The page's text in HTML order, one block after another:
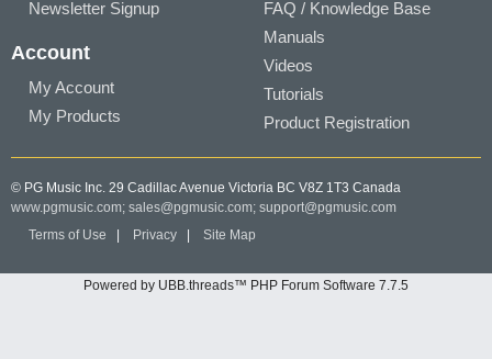
Newsletter Signup
Account
My Account
My Products
FAQ / Knowledge Base
Manuals
Videos
Tutorials
Product Registration
© PG Music Inc. 29 Cadillac Avenue Victoria BC V8Z 1T3 Canada
www.pgmusic.com; sales@pgmusic.com; support@pgmusic.com
Terms of Use
Privacy Site Map
Powered by UBB.threads™ PHP Forum Software 7.7.5